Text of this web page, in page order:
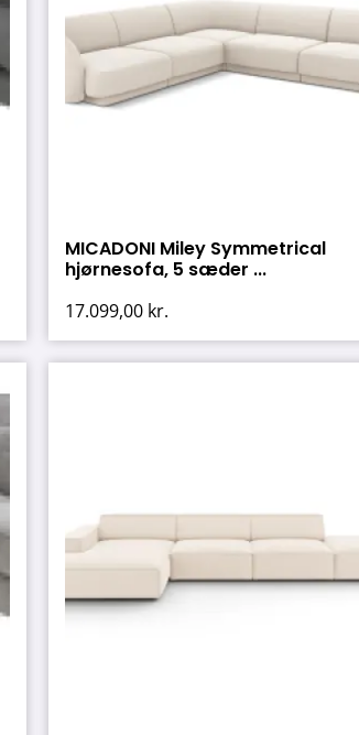
MICADONI Miley Symmetrical
hjørnesofa, 5 sæder ...
17.099,00 kr.